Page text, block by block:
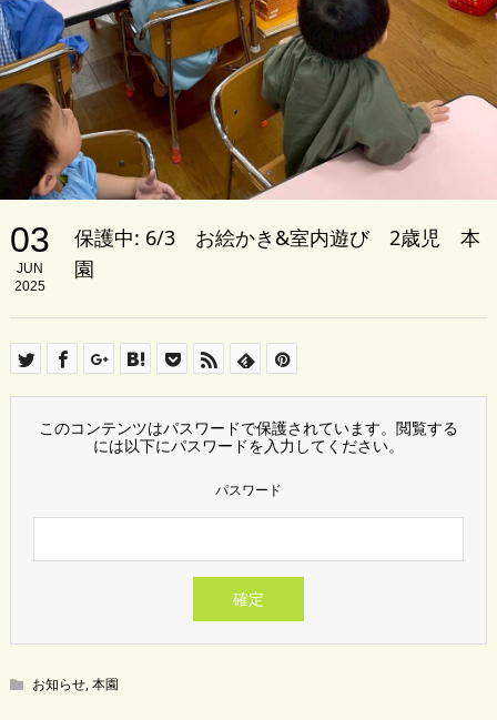
03
JUN
2025
保護中: 6/3 お絵かき&室内遊び 2歳児 本
園
このコンテンツはパスワードで保護されています。閲覧する
には以下にパスワードを入力してください。
パスワード
お知らせ,本園